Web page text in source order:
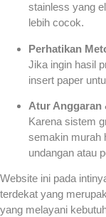
stainless yang
lebih cocok.
Perhatikan
Jika ingin hasil
insert paper
Atur Anggaran
Karena sistem
semakin murah
undangan atau
Website ini pada
terdekat yang
yang melayani